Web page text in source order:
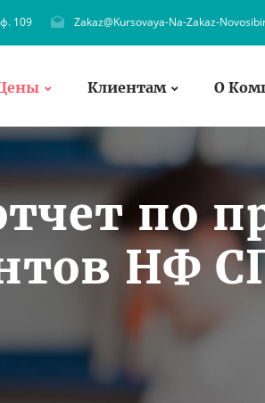
109 Zakaz@Kursovaya-Na-Zakaz-
Клиентам О
по
НФ